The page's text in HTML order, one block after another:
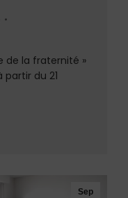
de la fraternité »
partir du 21
Sep